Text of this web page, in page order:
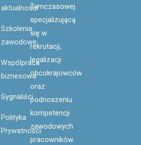
aktualności
Szkolenia
zawodowe
Wspólpraca
biznesowa
Sygnaliści
Polityka
Prywatności
Tymczasowej
specjalizującą
się w
rekrutacji,
legalizacji
obcokrajowców
oraz
podnoszeniu
kompetencji
zawodowych
pracowników.